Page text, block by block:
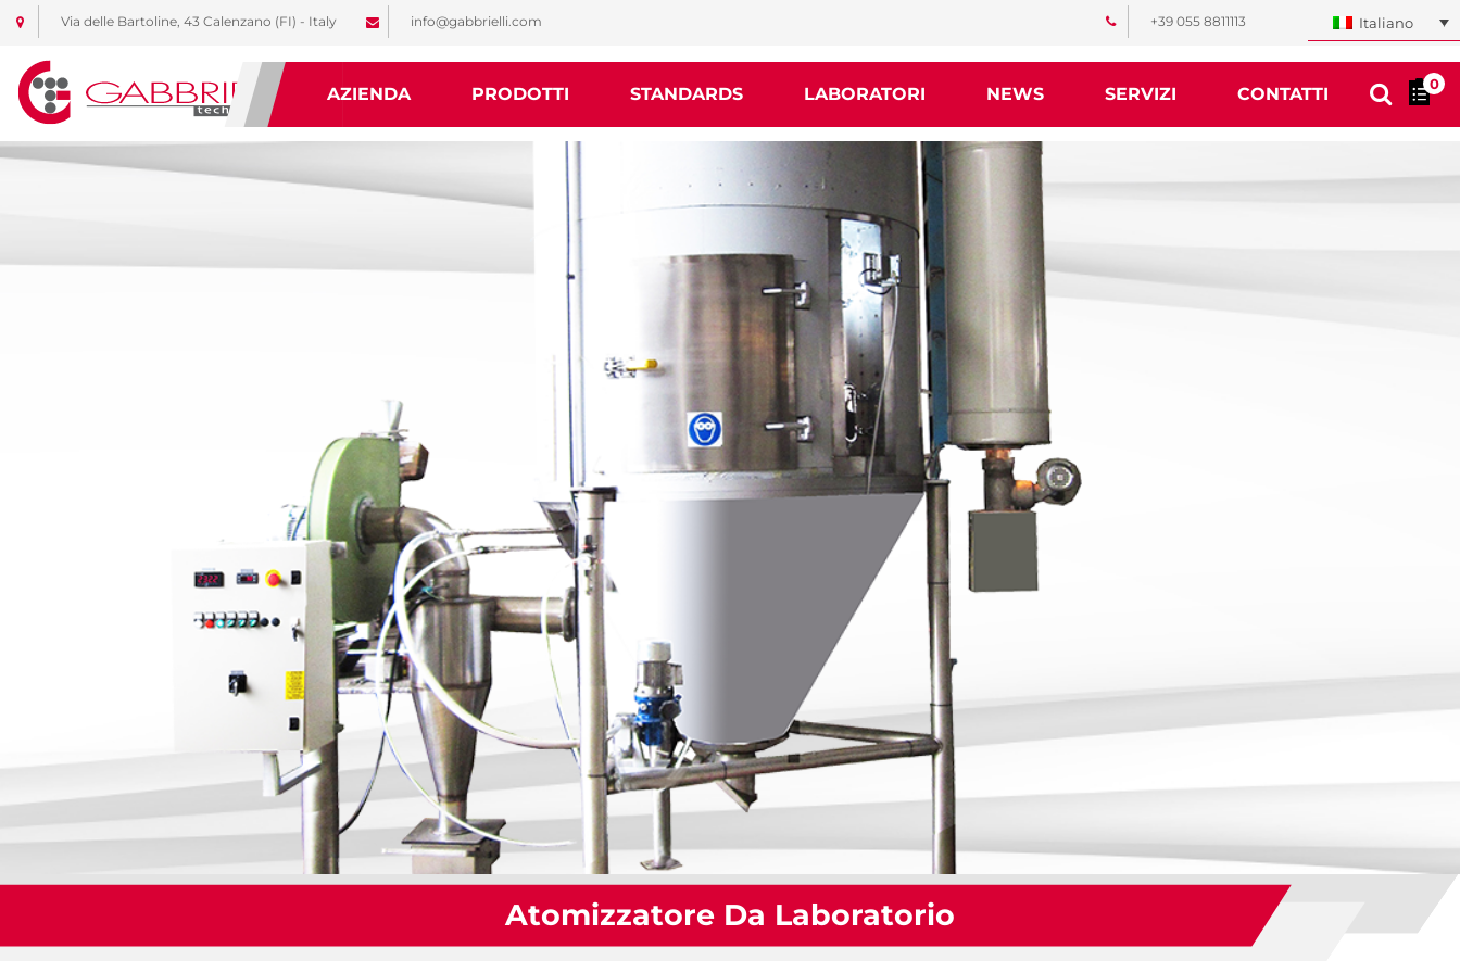
Via delle Bartoline, 43 Calenzano (FI) - Italy info@gabbrielli.com +39 055 8811113 Italiano
AZIENDA PRODOTTI STANDARDS LABORATORI NEWS SERVIZI CONTATTI
0
Atomizzatore Da Laboratorio